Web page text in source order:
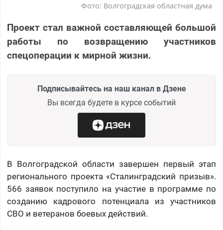
Фото: Волгоградская областная дума
Проект стал важной составляющей большой
работы по возвращению участников
спецоперации к мирной жизни.
Подписывайтесь на наш канал в Дзене
Вы всегда будете в курсе событий
В Волгоградской области завершен первый этап
регионального проекта «Сталинградский призыв».
566 заявок поступило на участие в программе по
созданию кадрового потенциала из участников
СВО и ветеранов боевых действий.